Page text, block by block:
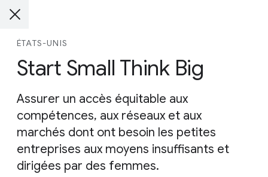
ÉTATS-UNIS
Start Small Think Big
Assurer un accès équitable aux
compétences, aux réseaux et aux
marchés dont ont besoin les petites
entreprises aux moyens insuffisants et
dirigées par des femmes.